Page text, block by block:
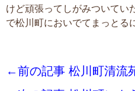
けど頑張ってしがみついてい
で松川町においでてまっとる
←前の記事 松川町清流